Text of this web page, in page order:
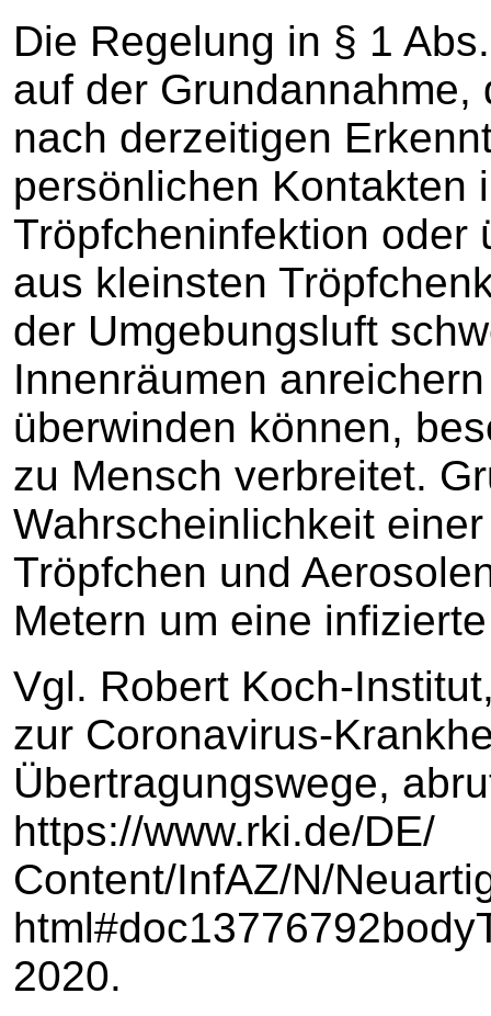
Die Regelung in § 1
auf der
nach derzeitigen
persönlichen Kontakten
Tröpfcheninfektion oder
aus kleinsten
der Umgebungsluft
Innenräumen
überwinden können,
zu Mensch verbreitet.
Wahrscheinlichkeit
Tröpfchen und
Metern um eine
Vgl. Robert Koch-
zur Coronavirus-
Übertragungswege,
https://www.rki.de/DE/
Content/InfAZ/N/
2020.